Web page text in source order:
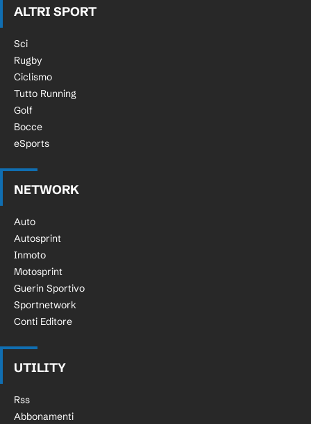
ALTRI SPORT
Sci
Rugby
Ciclismo
Tutto Running
Golf
Bocce
eSports
NETWORK
Auto
Autosprint
Inmoto
Motosprint
Guerin Sportivo
Sportnetwork
Conti Editore
UTILITY
Rss
Abbonamenti